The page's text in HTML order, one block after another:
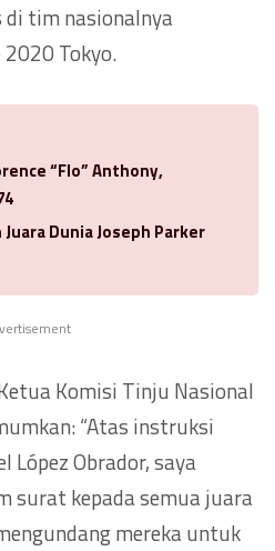
tim nasionalnya
Tokyo.
“Flo” Anthony,
Dunia Joseph Parker
Komisi Tinju Nasional
“Atas instruksi
López Obrador, saya
surat kepada semua juara
mereka untuk